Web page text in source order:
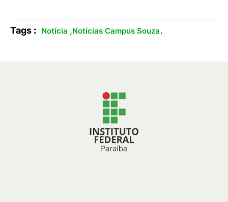
Tags : Notícia ,Notícias Campus Souza.